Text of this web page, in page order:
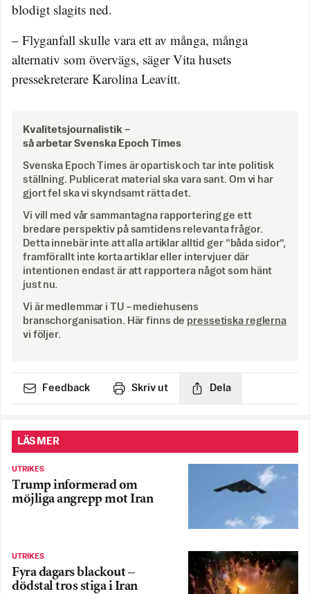
blodigt slagits ned.
– Flyganfall skulle vara ett av många, många
alternativ som övervägs, säger Vita husets
pressekreterare Karolina Leavitt.
Kvalitetsjournalistik –
så arbetar Svenska Epoch Times
Svenska Epoch Times är opartisk och tar inte politisk
ställning. Publicerat material ska vara sant. Om vi har
gjort fel ska vi skyndsamt rätta det.
Vi vill med vår sammantagna rapportering ge ett
bredare perspektiv på samtidens relevanta frågor.
Detta innebär inte att alla artiklar alltid ger ”båda sidor”,
framförallt inte korta artiklar eller intervjuer där
intentionen endast är att rapportera något som hänt
just nu.
Vi är medlemmar i TU – mediehusens
branschorganisation. Här finns de pressetiska reglerna
vi följer.
Feedback Skriv ut Dela
LÄS MER
UTRIKES
Trump informerad om
möjliga angrepp mot Iran
UTRIKES
Fyra dagars blackout –
dödstal tros stiga i Iran